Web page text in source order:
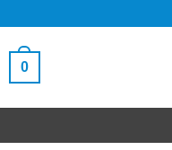
0